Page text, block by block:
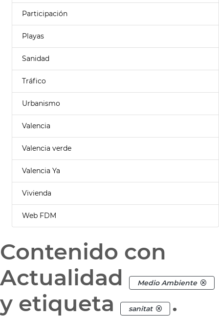
Participación
Playas
Sanidad
Tráfico
Urbanismo
Valencia
Valencia verde
Valencia Ya
Vivienda
Web FDM
Contenido con
Actualidad
Medio Ambiente
y etiqueta sanitat .